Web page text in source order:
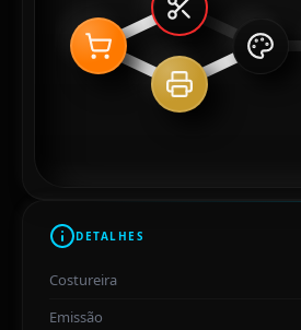
DETALHES
Costureira
Emissão